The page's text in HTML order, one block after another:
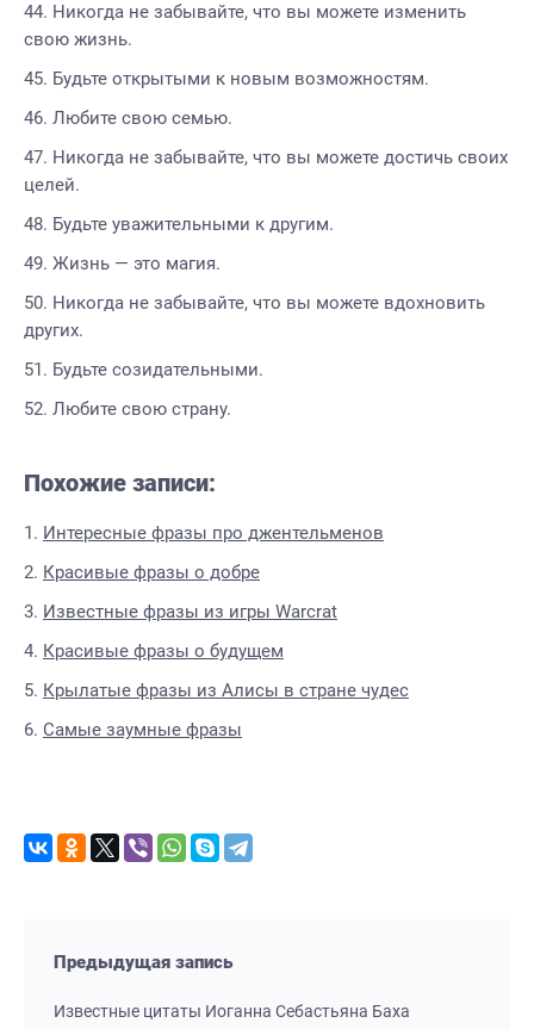
Никогда не забывайте, что вы можете изменить
свою жизнь.
Будьте открытыми к новым возможностям.
Любите свою семью.
Никогда не забывайте, что вы можете достичь своих
целей.
Будьте уважительными к другим.
Жизнь — это магия.
Никогда не забывайте, что вы можете вдохновить
других.
Будьте созидательными.
Любите свою страну.
Похожие записи:
Интересные фразы про джентельменов
Красивые фразы о добре
Известные фразы из игры Warcrat
Красивые фразы о будущем
Крылатые фразы из Алисы в стране чудес
Самые заумные фразы
Предыдущая запись
Известные цитаты Иоганна Себастьяна Баха